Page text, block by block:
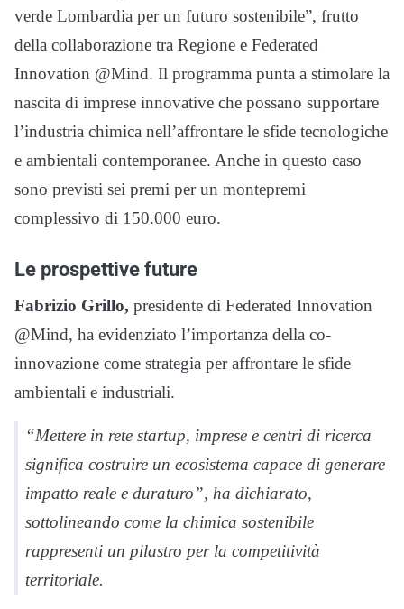
verde Lombardia per un futuro sostenibile”, frutto
della collaborazione tra Regione e Federated
Innovation @Mind. Il programma punta a stimolare la
nascita di imprese innovative che possano supportare
l’industria chimica nell’affrontare le sfide tecnologiche
e ambientali contemporanee. Anche in questo caso
sono previsti sei premi per un montepremi
complessivo di 150.000 euro.
Le prospettive future
Fabrizio Grillo, presidente di Federated Innovation
@Mind, ha evidenziato l’importanza della co-
innovazione come strategia per affrontare le sfide
ambientali e industriali.
“Mettere in rete startup, imprese e centri di ricerca
significa costruire un ecosistema capace di generare
impatto reale e duraturo”, ha dichiarato,
sottolineando come la chimica sostenibile
rappresenti un pilastro per la competitività
territoriale.